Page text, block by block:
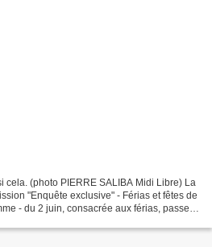
cela. (photo PIERRE SALIBA Midi Libre) La
"Enquête exclusive" - Férias et fêtes de
- du 2 juin, consacrée aux férias, passe